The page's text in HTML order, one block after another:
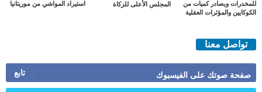
للمخدرات ويصادر كميات من
الكوكايين والمؤثرات العقلية
المجلس الأعلى للزكاة
استيراد المواشي من موريتانيا
تواصل معنا
صفحة صوتك على الفيسبوك تابع